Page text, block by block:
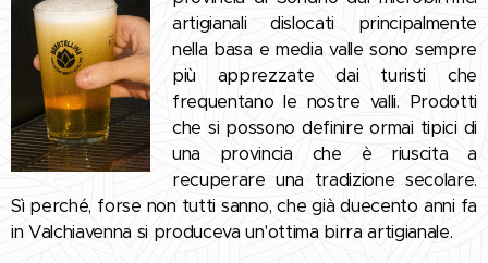
artigianali dislocati principalmente
nella basa e media valle sono sempre
più apprezzate dai turisti che
frequentano le nostre valli. Prodotti
che si possono definire ormai tipici di
una provincia che è riuscita a
recuperare una tradizione secolare.
Sì perché, forse non tutti sanno, che già duecento anni fa
in Valchiavenna si produceva un'ottima birra artigianale.